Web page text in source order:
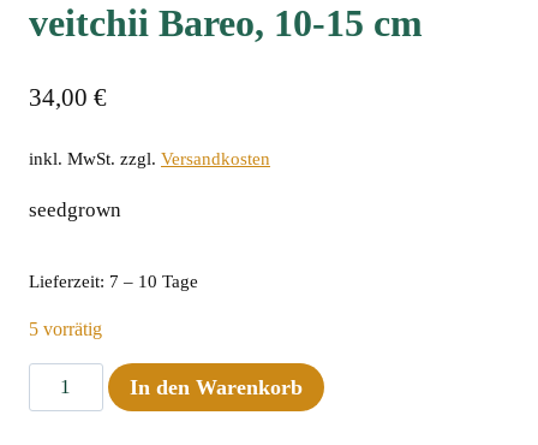
veitchii Bareo, 10-15 cm
34,00 €
inkl. MwSt. zzgl. Versandkosten
seedgrown
Lieferzeit: 7 – 10 Tage
5 vorrätig
Nepenthes
maxima
In den Warenkorb